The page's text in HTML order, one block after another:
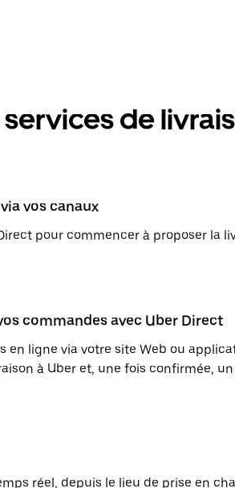
de
vos canaux
pour commencer à proposer la
commandes avec Uber Direct
en ligne via votre site Web ou
à Uber et, une fois confirmée,
réel, depuis le lieu de prise en